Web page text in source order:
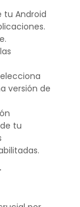
tu Android
versión de
tu